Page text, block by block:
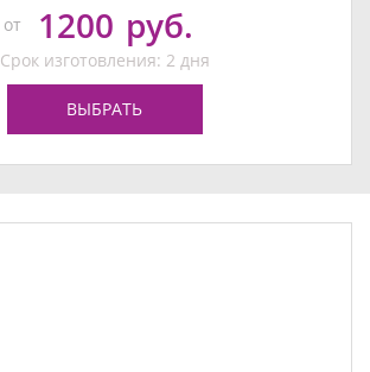
от 1200 руб.
Срок изготовления: 2 дня
ВЫБРАТЬ